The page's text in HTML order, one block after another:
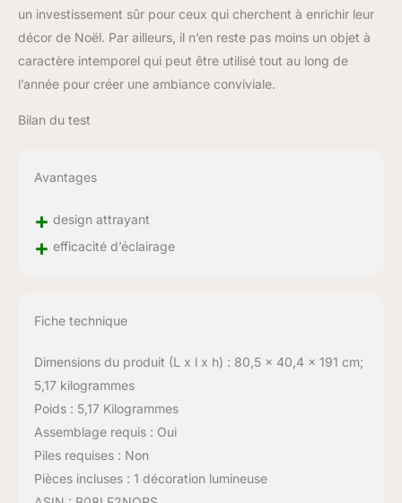
un investissement sûr pour ceux qui cherchent à enrichir leur
décor de Noël. Par ailleurs, il n’en reste pas moins un objet à
caractère intemporel qui peut être utilisé tout au long de
l’année pour créer une ambiance conviviale.
Bilan du test
Avantages
+ design attrayant
+ efficacité d’éclairage
Fiche technique
Dimensions du produit (L x l x h) : 80,5 x 40,4 x 191 cm;
5,17 kilogrammes
Poids : 5,17 Kilogrammes
Assemblage requis : Oui
Piles requises : Non
Pièces incluses : 1 décoration lumineuse